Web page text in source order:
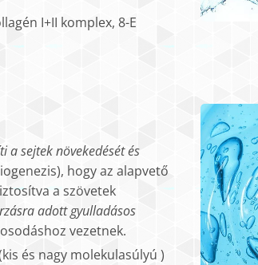
I+II komplex, 8-E
a sejtek növekedését és
hogy az alapvető
a szövetek
adott gyulladásos
vezetnek.
és nagy molekulasúlyú )